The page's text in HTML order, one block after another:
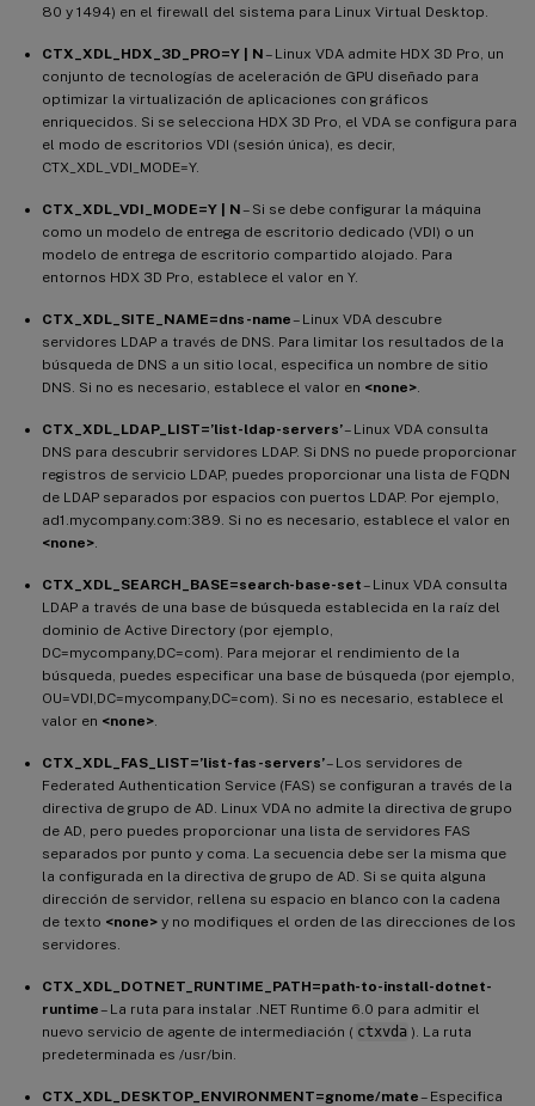
80 y 1494) en el firewall del sistema para Linux Virtual Desktop.
CTX_XDL_HDX_3D_PRO=Y | N– Linux VDA admite HDX 3D Pro, un
conjunto de tecnologías de aceleración de GPU diseñado para
optimizar la virtualización de aplicaciones con gráficos
enriquecidos. Si se selecciona HDX 3D Pro, el VDA se configura para
el modo de escritorios VDI (sesión única), es decir,
CTX_XDL_VDI_MODE=Y.
CTX_XDL_VDI_MODE=Y | N– Si se debe configurar la máquina
como un modelo de entrega de escritorio dedicado (VDI) o un
modelo de entrega de escritorio compartido alojado. Para
entornos HDX 3D Pro, establece el valor en Y.
CTX_XDL_SITE_NAME=dns-name– Linux VDA descubre
servidores LDAP a través de DNS. Para limitar los resultados de la
búsqueda de DNS a un sitio local, especifica un nombre de sitio
DNS. Si no es necesario, establece el valor en <none>
CTX_XDL_LDAP_LIST=’list-ldap-servers’– Linux VDA consulta
DNS para descubrir servidores LDAP. Si DNS no puede proporcionar
registros de servicio LDAP, puedes proporcionar una lista de FQDN
de LDAP separados por espacios con puertos LDAP. Por ejemplo,
ad1.mycompany.com:389. Si no es necesario, establece el valor en
<none>
CTX_XDL_SEARCH_BASE=search-base-set– Linux VDA consulta
LDAP a través de una base de búsqueda establecida en la raíz del
dominio de Active Directory (por ejemplo,
DC=mycompany,DC=com). Para mejorar el rendimiento de la
búsqueda, puedes especificar una base de búsqueda (por ejemplo,
OU=VDI,DC=mycompany,DC=com). Si no es necesario, establece el
valor en <none>
CTX_XDL_FAS_LIST=’list-fas-servers’– Los servidores de
Federated Authentication Service (FAS) se configuran a través de la
directiva de grupo de AD. Linux VDA no admite la directiva de grupo
de AD, pero puedes proporcionar una lista de servidores FAS
separados por punto y coma. La secuencia debe ser la misma que
la configurada en la directiva de grupo de AD. Si se quita alguna
dirección de servidor, rellena su espacio en blanco con la cadena
de texto <none> y no modifiques el orden de las direcciones de los
servidores.
CTX_XDL_DOTNET_RUNTIME_PATH=path-to-install-dotnet-
runtime– La ruta para instalar .NET Runtime 6.0 para admitir el
nuevo servicio de agente de intermediación ( ctxvda ). La ruta
predeterminada es /usr/bin.
CTX_XDL_DESKTOP_ENVIRONMENT=gnome/mate– Especifica